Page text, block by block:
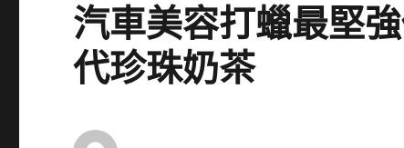
汽車美容打蠟最堅
代珍珠奶茶